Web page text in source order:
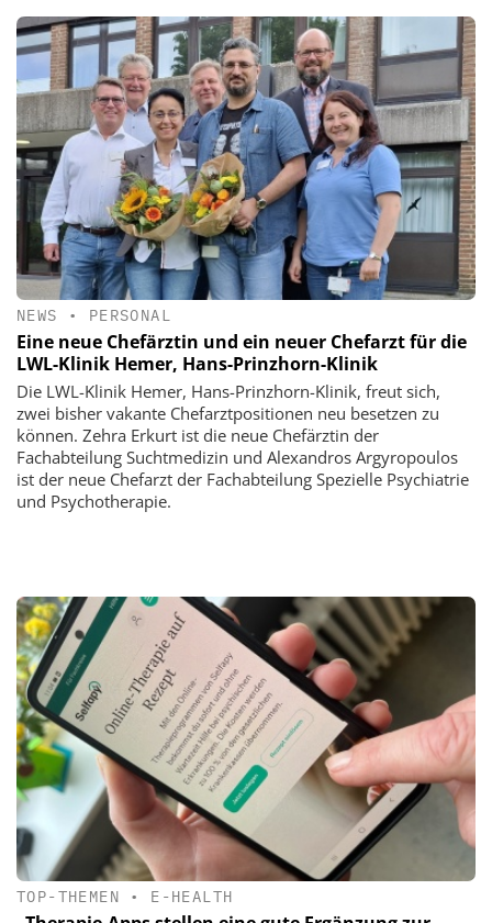
NEWS • PERSONAL
Eine neue Chefärztin und ein neuer Chefarzt für die
LWL-Klinik Hemer, Hans-Prinzhorn-Klinik
Die LWL-Klinik Hemer, Hans-Prinzhorn-Klinik, freut sich,
zwei bisher vakante Chefarztpositionen neu besetzen zu
können. Zehra Erkurt ist die neue Chefärztin der
Fachabteilung Suchtmedizin und Alexandros Argyropoulos
ist der neue Chefarzt der Fachabteilung Spezielle Psychiatrie
und Psychotherapie.
TOP-THEMEN • E-HEALTH